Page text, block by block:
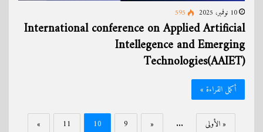
10 نوفمبر، 2025
595
International conference on Applied Artificial
Intellegence and Emerging
Technologies(AAIET)
أكمل القراءة »
« الأولى ...
«
9
10
11
»